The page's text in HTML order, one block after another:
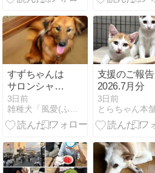
すずちゃんは
サロンシャン
プー サラサラ
ね
3日前
雑種犬「風愛(ふう)」のひとりごと
支援のご報告
2026.7月分
3日前